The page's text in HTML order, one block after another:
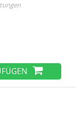
– Schwarz